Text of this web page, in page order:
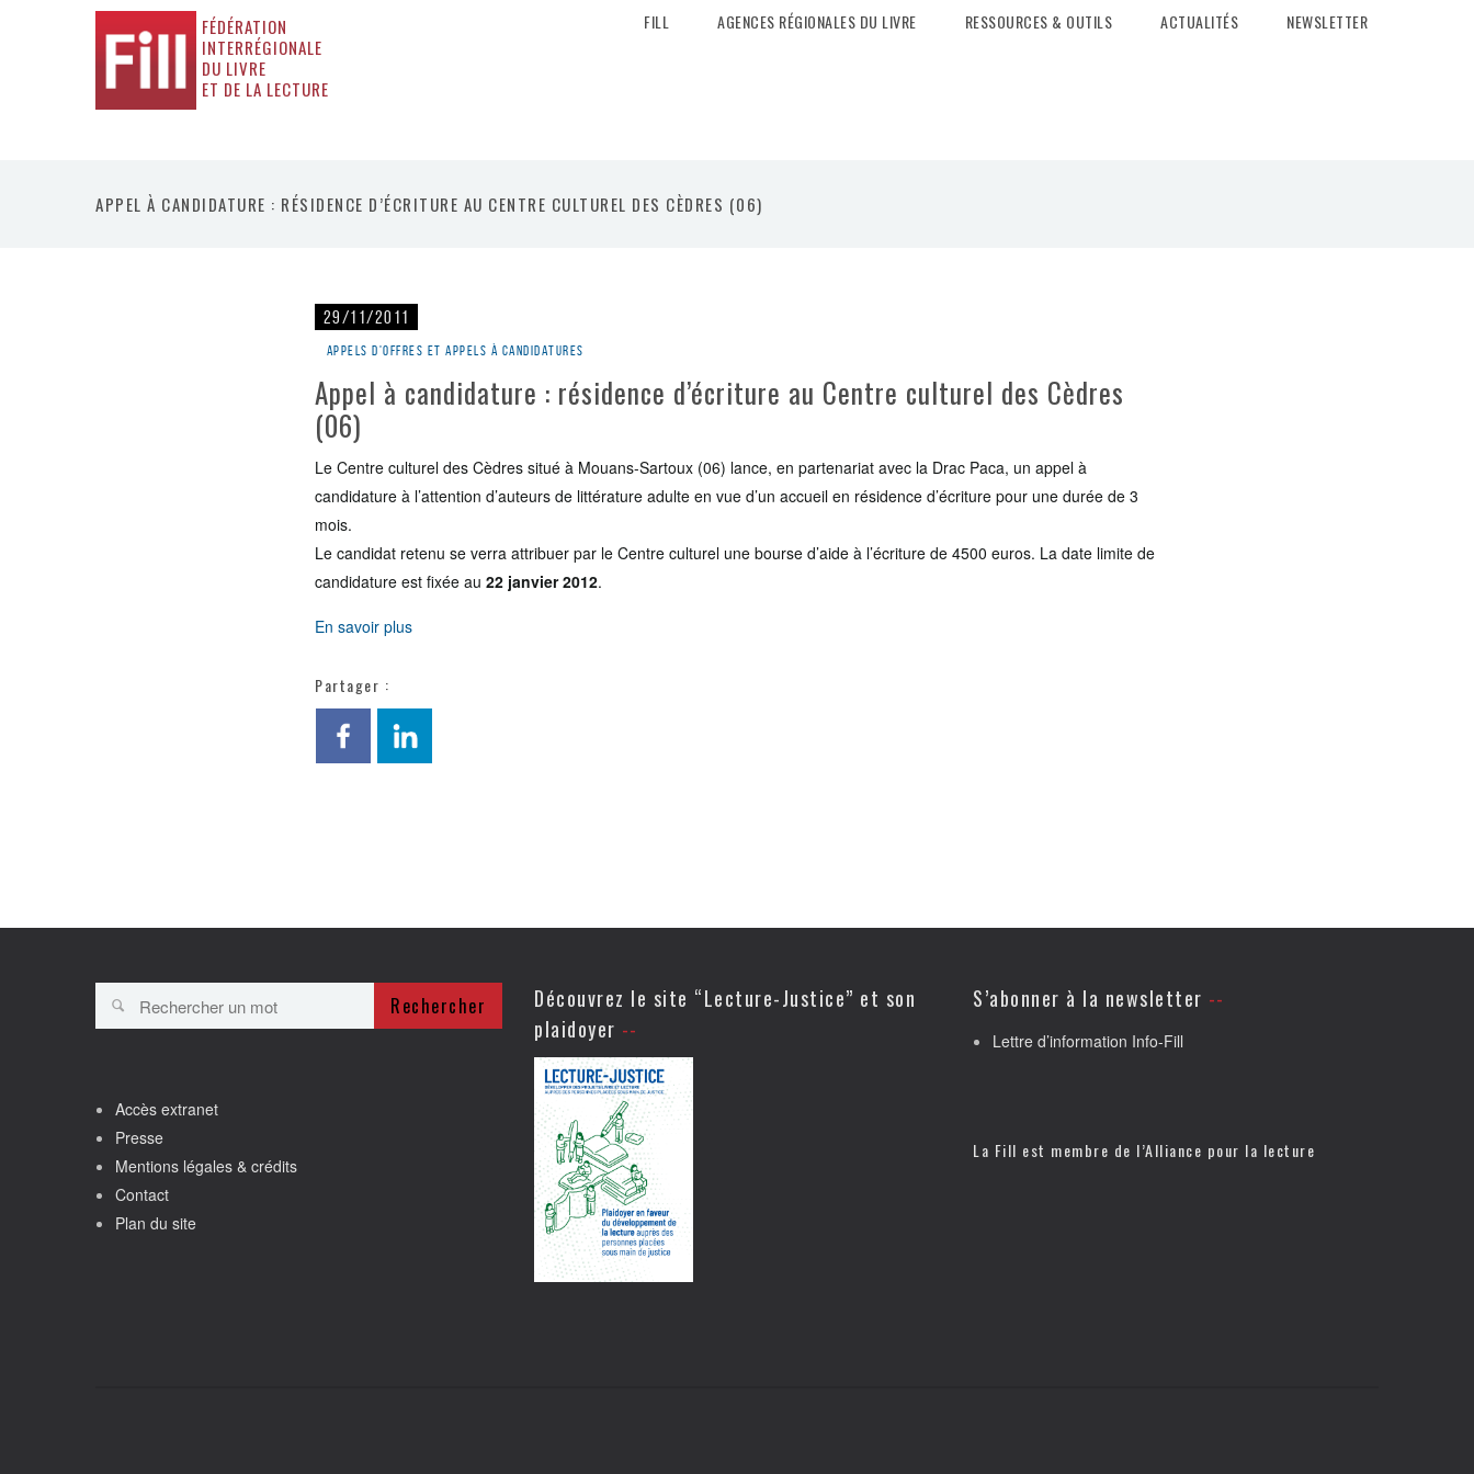
FÉDÉRATION
INTERRÉGIONALE
DU LIVRE
ET DE LA LECTURE
FILL AGENCES RÉGIONALES DU LIVRE RESSOURCES & OUTILS ACTUALITÉS NEWSLETTER
APPEL À CANDIDATURE : RÉSIDENCE D’ÉCRITURE AU CENTRE CULTUREL DES CÈDRES (06)
29/11/2011
Appels d'offres et appels à candidatures
Appel à candidature : résidence d’écriture au Centre culturel des Cèdres
(06)
Le Centre culturel des Cèdres situé à Mouans-Sartoux (06) lance, en partenariat avec la Drac Paca, un appel à
candidature à l’attention d’auteurs de littérature adulte en vue d’un accueil en résidence d’écriture pour une durée de 3
mois.
Le candidat retenu se verra attribuer par le Centre culturel une bourse d’aide à l’écriture de 4500 euros. La date limite de
candidature est fixée au 22 janvier 2012.
En savoir plus
Partager :
Rechercher
Accès extranet
Presse
Mentions légales & crédits
Contact
Plan du site
Découvrez le site “Lecture-Justice” et son
plaidoyer
S’abonner à la newsletter
Lettre d’information Info-Fill
La Fill est membre de l’Alliance pour la lecture